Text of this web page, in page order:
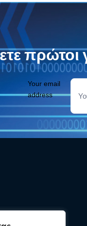
πρώτοι
Your email
address